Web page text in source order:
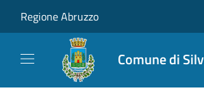
Regione Abruzzo
Comune di